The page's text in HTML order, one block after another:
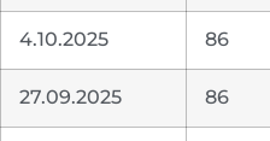
4.10.2025 86
27.09.2025 86